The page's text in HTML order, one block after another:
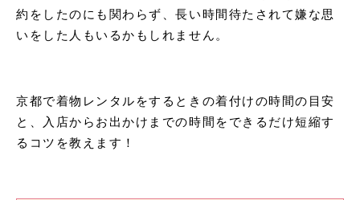
約をしたのにも関わらず、長い時間待たされて嫌な思
いをした人もいるかもしれません。
京都で着物レンタルをするときの着付けの時間の目安
と、入店からお出かけまでの時間をできるだけ短縮す
るコツを教えます！